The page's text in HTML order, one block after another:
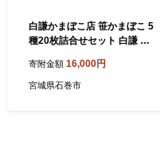
白謙かまぼこ店 笹かまぼこ 5
種20枚詰合せセット 白謙 蒲
宮城県 石巻市 宮城 石巻
寄附金額 16,000円
宮城県石巻市